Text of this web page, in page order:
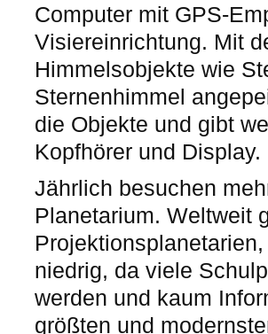
Computer mit GPS-
Visiereinrichtung. Mit
Himmelsobjekte wie
Sternenhimmel
die Objekte und gibt
Kopfhörer und Display.
Jährlich besuchen
Planetarium. Weltweit
niedrig, da viele
werden und kaum
größten und